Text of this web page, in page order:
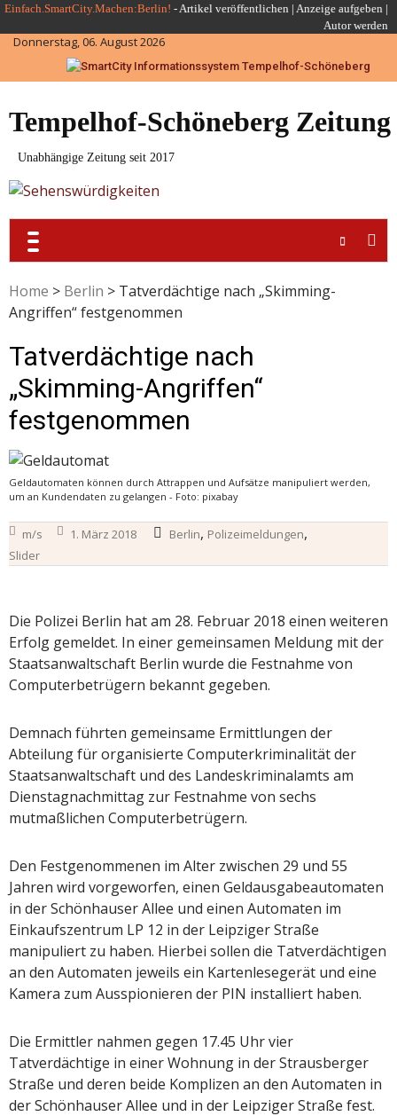
Skip
to
content
Einfach.SmartCity.Machen:Berlin! -Artikel veröffentlichen | Anzeige aufgeben |
Autor werden
Donnerstag, 06. August 2026
Tempelhof-Schöneberg Zeitung
Unabhängige Zeitung seit 2017
Home > Berlin > Tatverdächtige nach „Skimming-
Angriffen“ festgenommen
Tatverdächtige nach
„Skimming-Angriffen“
festgenommen
Geldautomaten können durch Attrappen und Aufsätze manipuliert werden,
um an Kundendaten zu gelangen - Foto: pixabay
m/s 1. März 2018 Berlin, Polizeimeldungen,
Slider
Die Polizei Berlin hat am 28. Februar 2018 einen weiteren
Erfolg gemeldet. In einer gemeinsamen Meldung mit der
Staatsanwaltschaft Berlin wurde die Festnahme von
Computerbetrügern bekannt gegeben.
Demnach führten gemeinsame Ermittlungen der
Abteilung für organisierte Computerkriminalität der
Staatsanwaltschaft und des Landeskriminalamts am
Dienstagnachmittag zur Festnahme von sechs
mutmaßlichen Computerbetrügern.
Den Festgenommenen im Alter zwischen 29 und 55
Jahren wird vorgeworfen, einen Geldausgabeautomaten
in der Schönhauser Allee und einen Automaten im
Einkaufszentrum LP 12 in der Leipziger Straße
manipuliert zu haben. Hierbei sollen die Tatverdächtigen
an den Automaten jeweils ein Kartenlesegerät und eine
Kamera zum Ausspionieren der PIN installiert haben.
Die Ermittler nahmen gegen 17.45 Uhr vier
Tatverdächtige in einer Wohnung in der Strausberger
Straße und deren beide Komplizen an den Automaten in
der Schönhauser Allee und in der Leipziger Straße fest.